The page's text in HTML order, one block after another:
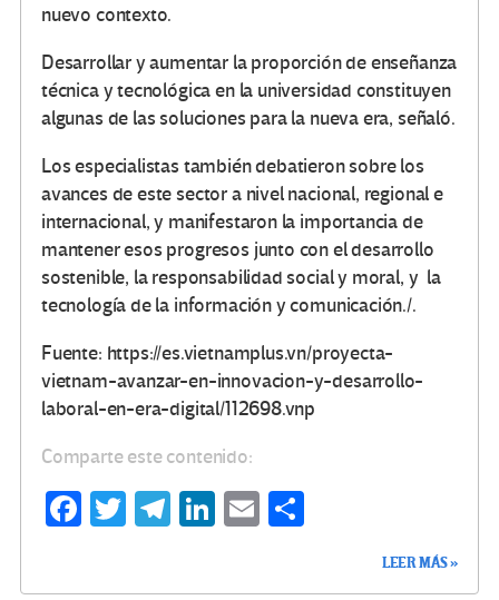
nuevo contexto.
Desarrollar y aumentar la proporción de enseñanza
técnica y tecnológica en la universidad constituyen
algunas de las soluciones para la nueva era, señaló.
Los especialistas también debatieron sobre los
avances de este sector a nivel nacional, regional e
internacional, y manifestaron la importancia de
mantener esos progresos junto con el desarrollo
sostenible, la responsabilidad social y moral, y la
tecnología de la información y comunicación./.
Fuente: https://es.vietnamplus.vn/proyecta-
vietnam-avanzar-en-innovacion-y-desarrollo-
laboral-en-era-digital/112698.vnp
Comparte este contenido:
Fa T
Te Li
E
LEER MÁS »